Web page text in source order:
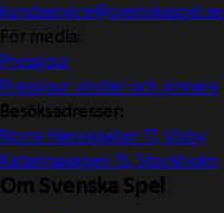
kundservice@svenskaspel.se
För media:
Pressjour
Pressjour vinster och vinnare
Besöksadresser:
Norra Hansegatan 17, Visby
Katarinavägen 15, Stockholm
Om Svenska Spel